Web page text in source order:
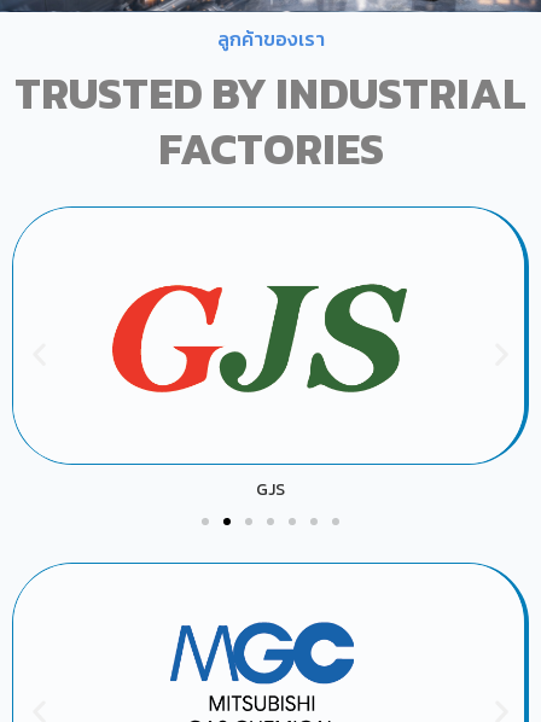
ลูกค้าของเรา
TRUSTED BY INDUSTRIAL
FACTORIES
GJS